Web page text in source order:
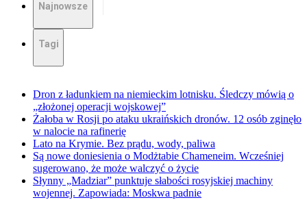
Najnowsze
Tagi
Dron z ładunkiem na niemieckim lotnisku. Śledczy mówią o
„złożonej operacji wojskowej”
Żałoba w Rosji po ataku ukraińskich dronów. 12 osób zginęło
w nalocie na rafinerię
Lato na Krymie. Bez prądu, wody, paliwa
Są nowe doniesienia o Modżtabie Chameneim. Wcześniej
sugerowano, że może walczyć o życie
Słynny „Madziar” punktuje słabości rosyjskiej machiny
wojennej. Zapowiada: Moskwa padnie